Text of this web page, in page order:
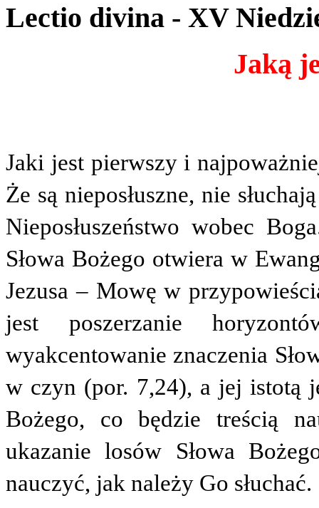
Lectio divina - XV
Jaką
Jaki jest pierwszy i
Że są nieposłuszne, nie słuchają
Nieposłuszeństwo wobec
Słowa Bożego otwiera w
Jezusa – Mowę w
jest poszerzanie
wyakcentowanie znaczenia
w czyn (por. 7,24), a jej istotą
Bożego, co będzie treścią
ukazanie losów Słowa
nauczyć, jak należy Go słuchać.